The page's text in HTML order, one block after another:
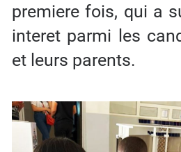
premiere fois, qui a
interet parmi les
et leurs parents.